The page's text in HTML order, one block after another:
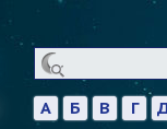
А Б В Г